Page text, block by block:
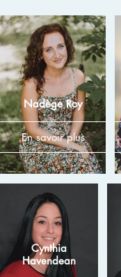
Nadège Roy
En savoir plus
Cynthia
Havendean